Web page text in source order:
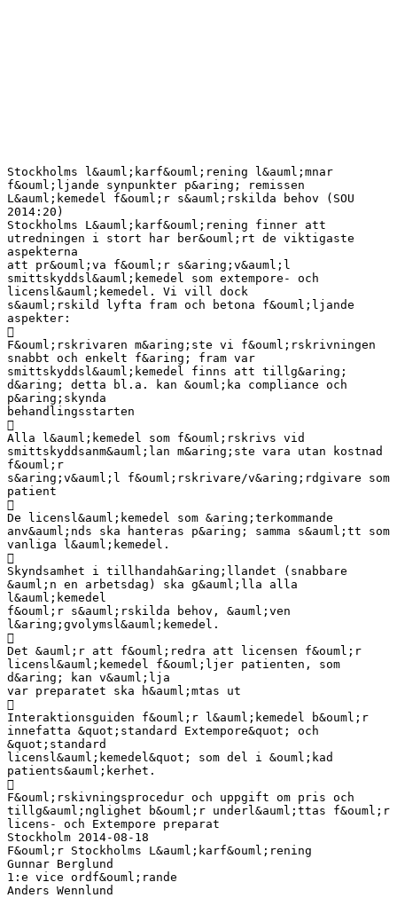
Stockholms l&auml;karf&ouml;rening l&auml;mnar
f&ouml;ljande synpunkter p&aring; remissen
L&auml;kemedel f&ouml;r s&auml;rskilda behov (SOU
2014:20)
Stockholms L&auml;karf&ouml;rening finner att
utredningen i stort har ber&ouml;rt de viktigaste
aspekterna
att pr&ouml;va f&ouml;r s&aring;v&auml;l
smittskyddsl&auml;kemedel som extempore- och
licensl&auml;kemedel. Vi vill dock
s&auml;rskild lyfta fram och betona f&ouml;ljande
aspekter:

F&ouml;rskrivaren m&aring;ste vi f&ouml;rskrivningen
snabbt och enkelt f&aring; fram var
smittskyddsl&auml;kemedel finns att tillg&aring;
d&aring; detta bl.a. kan &ouml;ka compliance och
p&aring;skynda
behandlingsstarten

Alla l&auml;kemedel som f&ouml;rskrivs vid
smittskyddsanm&auml;lan m&aring;ste vara utan kostnad
f&ouml;r
s&aring;v&auml;l f&ouml;rskrivare/v&aring;rdgivare som
patient

De licensl&auml;kemedel som &aring;terkommande
anv&auml;nds ska hanteras p&aring; samma s&auml;tt som
vanliga l&auml;kemedel.

Skyndsamhet i tillhandah&aring;llandet (snabbare
&auml;n en arbetsdag) ska g&auml;lla alla
l&auml;kemedel
f&ouml;r s&auml;rskilda behov, &auml;ven
l&aring;gvolymsl&auml;kemedel.

Det &auml;r att f&ouml;redra att licensen f&ouml;r
licensl&auml;kemedel f&ouml;ljer patienten, som
d&aring; kan v&auml;lja
var preparatet ska h&auml;mtas ut

Interaktionsguiden f&ouml;r l&auml;kemedel b&ouml;r
innefatta &quot;standard Extempore&quot; och
&quot;standard
licensl&auml;kemedel&quot; som del i &ouml;kad
patients&auml;kerhet.

F&ouml;rskivningsprocedur och uppgift om pris och
tillg&auml;nglighet b&ouml;r underl&auml;ttas f&ouml;r
licens- och Extempore preparat
Stockholm 2014-08-18
F&ouml;r Stockholms L&auml;karf&ouml;rening
Gunnar Berglund
1:e vice ordf&ouml;rande
Anders Wennlund